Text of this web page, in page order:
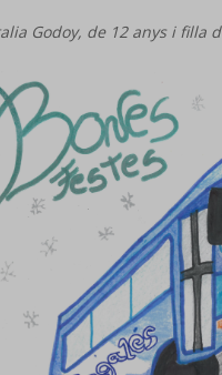
Godoy, de 12 anys i filla